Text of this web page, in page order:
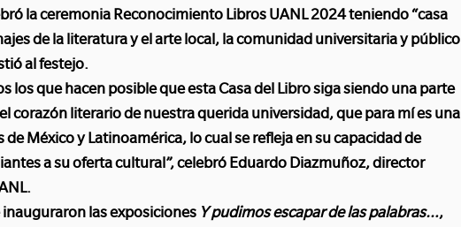
la ceremonia Reconocimiento Libros UANL 2024 teniendo “casa
de la literatura y el arte local, la comunidad universitaria y público
al festejo.
los que hacen posible que esta Casa del Libro siga siendo una parte
corazón literario de nuestra querida universidad, que para mí es una
de México y Latinoamérica, lo cual se refleja en su capacidad de
a su oferta cultural”, celebró Eduardo Diazmuñoz, director
las exposiciones Y pudimos escapar de las palabras…,